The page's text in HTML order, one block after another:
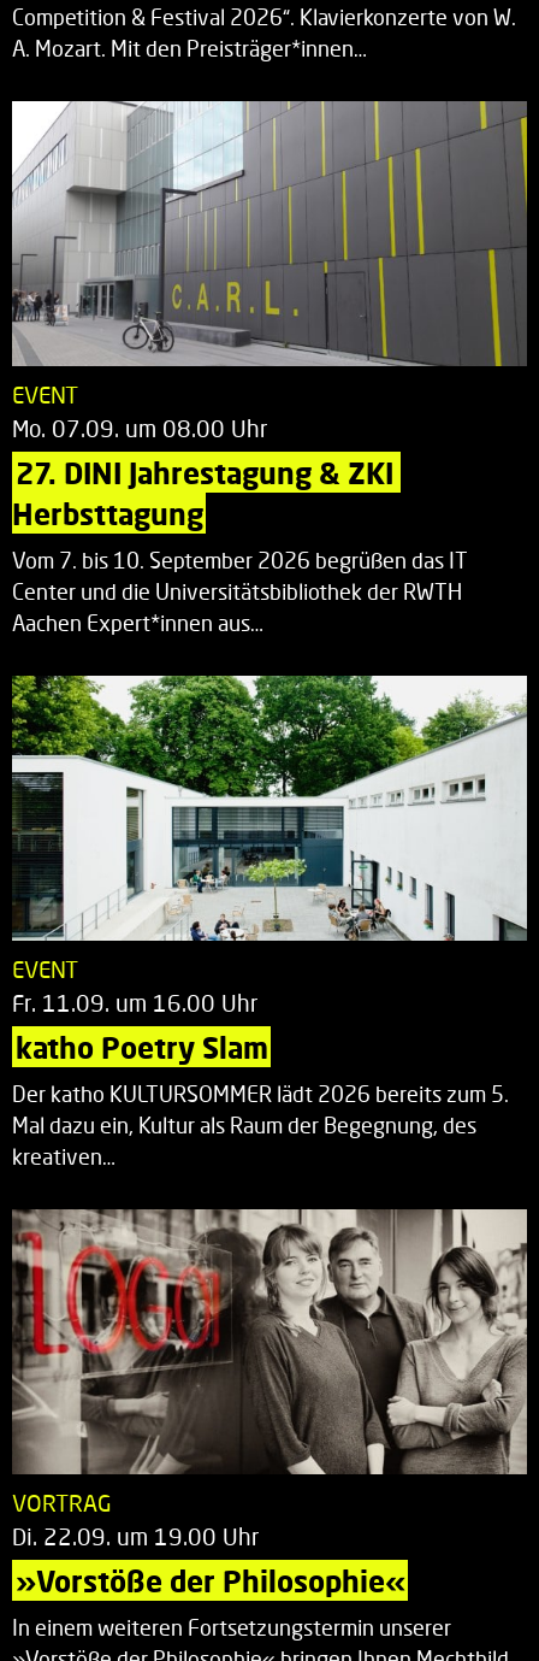
Competition & Festival 2026“. Klavierkonzerte von W.
A. Mozart. Mit den Preisträger*innen…
EVENT
Mo. 07.09. um 08.00 Uhr
27. DINI Jahrestagung & ZKI
Herbsttagung
Vom 7. bis 10. September 2026 begrüßen das IT
Center und die Universitätsbibliothek der RWTH
Aachen Expert*innen aus…
EVENT
Fr. 11.09. um 16.00 Uhr
katho Poetry Slam
Der katho KULTURSOMMER lädt 2026 bereits zum 5.
Mal dazu ein, Kultur als Raum der Begegnung, des
kreativen…
VORTRAG
Di. 22.09. um 19.00 Uhr
»Vorstöße der Philosophie«
In einem weiteren Fortsetzungstermin unserer